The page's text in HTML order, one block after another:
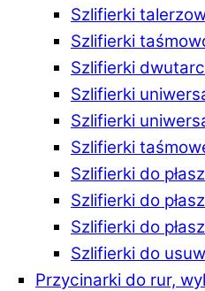
Szlifierki
Szlifierki
Szlifierki
Szlifierki
Szlifierki
Szlifierki
Szlifierki do
Szlifierki do
Szlifierki do
Szlifierki do
Przycinarki do rur,